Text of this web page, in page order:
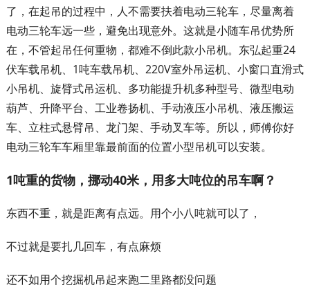
了，在起吊的过程中，人不需要扶着电动三轮车，尽量离着
电动三轮车远一些，避免出现意外。这就是小随车吊优势所
在，不管起吊任何重物，都难不倒此款小吊机。东弘起重24
伏车载吊机、1吨车载吊机、220V室外吊运机、小窗口直滑式
小吊机、旋臂式吊运机、多功能提升机多种型号、微型电动
葫芦、升降平台、工业卷扬机、手动液压小吊机、液压搬运
车、立柱式悬臂吊、龙门架、手动叉车等。所以，师傅你好
电动三轮车车厢里靠最前面的位置小型吊机可以安装。
1吨重的货物，挪动40米，用多大吨位的吊车啊？
东西不重，就是距离有点远。用个小八吨就可以了，
不过就是要扎几回车，有点麻烦
还不如用个挖掘机吊起来跑二里路都没问题